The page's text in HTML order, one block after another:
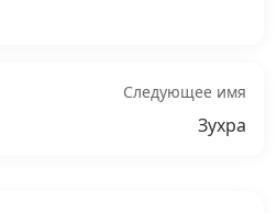
Следующее имя
Зухра